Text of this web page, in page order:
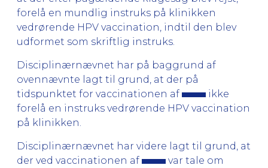
forelå en mundlig instruks på klinikken
vedrørende HPV vaccination, indtil den blev
udformet som skriftlig instruks.
Disciplinærnævnet har på baggrund af
ovennævnte lagt til grund, at der på
tidspunktet for vaccinationen af
ikke
forelå en instruks vedrørende HPV vaccination
på klinikken.
Disciplinærnævnet har videre lagt til grund, at
der ved vaccinationen af
var tale om